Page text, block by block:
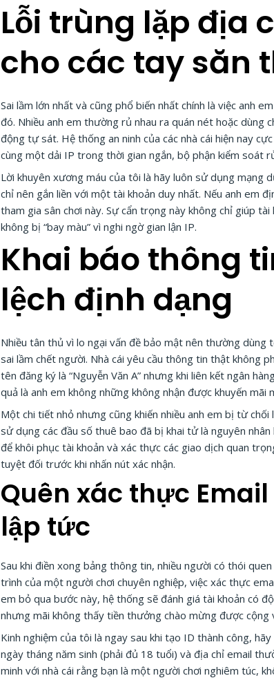
Lỗi trùng lặp địa
cho các tay săn
Sai lầm lớn nhất và cũng phổ biến nhất chính là việc anh
đó. Nhiều anh em thường rủ nhau ra quán nét hoặc dùng
động tự sát. Hệ thống an ninh của các nhà cái hiện nay
cùng một dải IP trong thời gian ngắn, bộ phận kiểm soát
Lời khuyên xương máu của tôi là hãy luôn sử dụng mạng
chỉ nên gắn liền với một tài khoản duy nhất. Nếu anh em
tham gia sân chơi này. Sự cẩn trọng này không chỉ giúp
không bị “bay màu” vì nghi ngờ gian lận IP.
Khai báo thông
lệch định dạng
Nhiều tân thủ vì lo ngại vấn đề bảo mật nên thường
sai lầm chết người. Nhà cái yêu cầu thông tin thật không
tên đăng ký là “Nguyễn Văn A” nhưng khi liên kết ngân
quả là anh em không những không nhận được khuyến
Một chi tiết nhỏ nhưng cũng khiến nhiều anh em bị từ
sử dụng các đầu số thuê bao đã bị khai tử là nguyên
để khôi phục tài khoản và xác thực các giao dịch quan
tuyệt đối trước khi nhấn nút xác nhận.
Quên xác thực
lập tức
Sau khi điền xong bảng thông tin, nhiều người có thói
trình của một người chơi chuyên nghiệp, việc xác thực
em bỏ qua bước này, hệ thống sẽ đánh giá tài khoản có
nhưng mãi không thấy tiền thưởng chào mừng được cộng
Kinh nghiệm của tôi là ngay sau khi tạo ID thành công,
ngày tháng năm sinh (phải đủ 18 tuổi) và địa chỉ email
minh với nhà cái rằng bạn là một người chơi nghiêm túc,